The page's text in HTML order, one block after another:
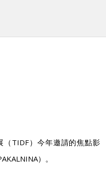
TIDF）今年邀請的焦點影
）。